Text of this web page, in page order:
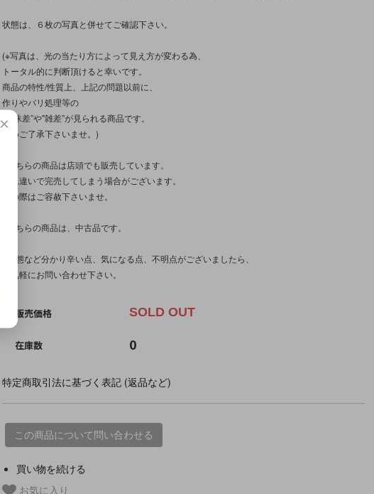
状態は、６枚の写真と併せてご確認下さい。
(※写真は、光の当たり方によって見え方が変わる為、
トータル的に判断頂けると幸いです。
商品の特性/性質上、上記の問題以前に、
作りやバリ処理等の
“曖昧差”や"雑差”が見られる商品です。
予めご了承下さいませ。)
※こちらの商品は店頭でも販売しています。
入れ違いで完売してしまう場合がございます。
その際はご容赦下さいませ。
※こちらの商品は、中古品です。
※状態など分かり辛い点、気になる点、不明点がございましたら、
お気軽にお問い合わせ下さい。
販売価格 SOLD OUT
在庫数 0
特定商取引法に基づく表記 (返品など)
この商品について問い合わせる
買い物を続ける
お気に入り
×